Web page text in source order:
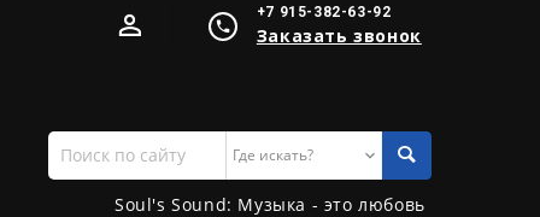
+7 915-382-63-92
Заказать звонок
Поиск
по
сайту
Soul's Sound: Музыка - это любовь